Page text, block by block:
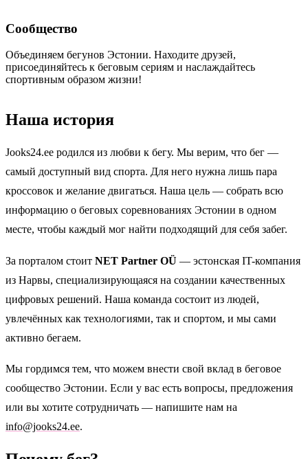
Сообщество
Объединяем бегунов Эстонии. Находите друзей,
присоединяйтесь к беговым сериям и наслаждайтесь
спортивным образом жизни!
Наша история
Jooks24.ee родился из любви к бегу. Мы верим, что бег —
самый доступный вид спорта. Для него нужна лишь пара
кроссовок и желание двигаться. Наша цель — собрать всю
информацию о беговых соревнованиях Эстонии в одном
месте, чтобы каждый мог найти подходящий для себя забег.
За порталом стоит NET Partner OÜ — эстонская IT-компания
из Нарвы, специализирующаяся на создании качественных
цифровых решений. Наша команда состоит из людей,
увлечённых как технологиями, так и спортом, и мы сами
активно бегаем.
Мы гордимся тем, что можем внести свой вклад в беговое
сообщество Эстонии. Если у вас есть вопросы, предложения
или вы хотите сотрудничать — напишите нам на
info@jooks24.ee.